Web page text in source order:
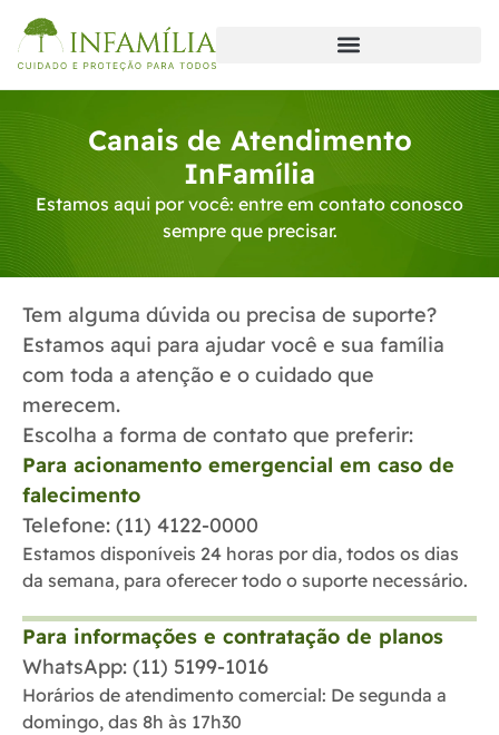
Canais de Atendimento
InFamília
Estamos aqui por você: entre em contato conosco
sempre que precisar.
Tem alguma dúvida ou precisa de suporte?
Estamos aqui para ajudar você e sua família
com toda a atenção e o cuidado que
merecem.
Escolha a forma de contato que preferir:
Para acionamento emergencial em caso de
falecimento
Telefone: (11) 4122-0000
Estamos disponíveis 24 horas por dia, todos os dias
da semana, para oferecer todo o suporte necessário.
Para informações e contratação de planos
WhatsApp: (11) 5199-1016
Horários de atendimento comercial: De segunda a
domingo, das 8h às 17h30